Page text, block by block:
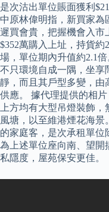
是次沽出單位賬面獲利
中原林偉明指，新買家為
遲買會貴，把握機會入市
$352萬購入上址，持貨約
場，單位期內升值約2.1
不只環境自成一隅，坐享
靜，而且其戶型多變，由
供應。 據代理提供的相
上方均有大型吊燈裝飾
風塘，以至維港煙花海
的家庭客，是次承租單位
為上述單位座向南、望開
私隱度，屋苑保安更佳。